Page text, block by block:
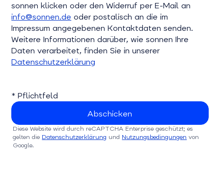
sonnen klicken oder den Widerruf per E-Mail an
info@sonnen.de oder postalisch an die im
Impressum angegebenen Kontaktdaten senden.
Weitere Informationen darüber, wie sonnen Ihre
Daten verarbeitet, finden Sie in unserer
Datenschutzerklärung
* Pflichtfeld
Diese Website wird durch reCAPTCHA Enterprise geschützt; es
gelten die Datenschutzerklärung und Nutzungsbedingungen von
Google.